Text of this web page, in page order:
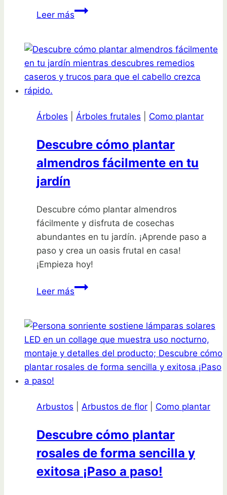
Leer másDescubre
para
cultivar
una
en
jardín
con
Árboles Árboles frutales Como plantar
Descubre cómo plantar
almendros fácilmente en tu
jardín
Descubre cómo plantar almendros
fácilmente y disfruta de cosechas
abundantes en tu jardín. ¡Aprende paso a
paso y crea un oasis frutal en casa!
¡Empieza hoy!
Leer másDescubre
almendros
fácilmente
en
tu
Arbustos Arbustos de flor Como plantar
Descubre cómo plantar
rosales de forma sencilla y
exitosa ¡Paso a paso!